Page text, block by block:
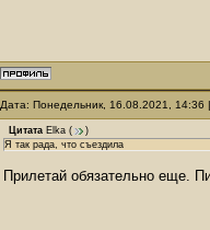
Дата: Понедельник, 16.08.2021,
Цитата Elka (
)
Я так рада, что съездила
Прилетай обязательно еще.